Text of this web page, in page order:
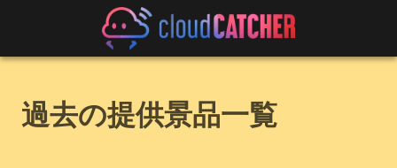
過去の提供景品一覧